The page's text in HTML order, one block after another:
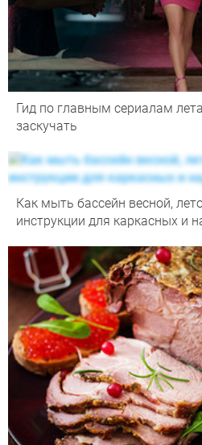
Гид по главным сериалам
заскучать
Как мыть бассейн весной,
инструкции для каркасных и